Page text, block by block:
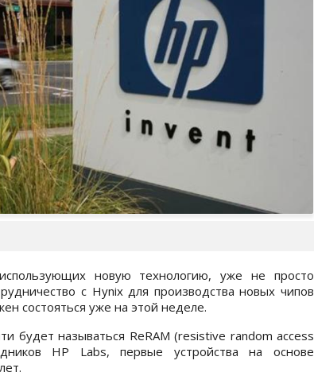
новую технологию, уже не просто
с Hynix для производства новых чипов
состояться уже на этой неделе.
будет называться ReRAM (resistive random access
HP Labs, первые устройства на основе